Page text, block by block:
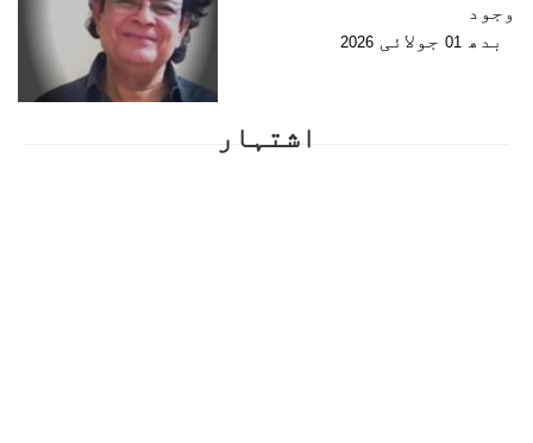
وجود
بدھ 01 جولائی 2026
اشتہار